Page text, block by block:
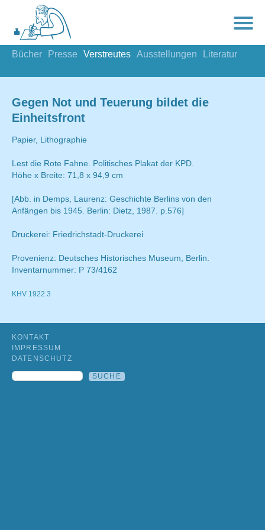
Bücher Presse Verstreutes Ausstellungen Literatur
Gegen Not und Teuerung bildet die
Einheitsfront
Papier, Lithographie
Lest die Rote Fahne. Politisches Plakat der KPD.
Höhe x Breite: 71,8 x 94,9 cm
[Abb. in Demps, Laurenz: Geschichte Berlins von den
Anfängen bis 1945. Berlin: Dietz, 1987. p.576]
Druckerei: Friedrichstadt-Druckerei
Provenienz: Deutsches Historisches Museum, Berlin.
Inventarnummer: P 73/4162
KHV 1922.3
KONTAKT
IMPRESSUM
DATENSCHUTZ